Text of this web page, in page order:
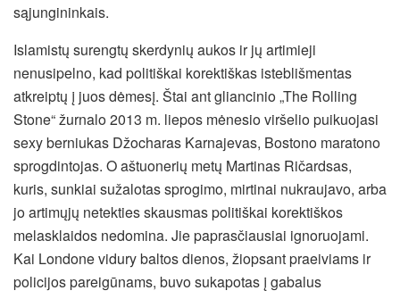
sąjungininkais.
Islamistų surengtų skerdynių aukos ir jų artimieji
nenusipelno, kad politiškai korektiškas isteblišmentas
atkreiptų į juos dėmesį. Štai ant gliancinio „The Rolling
Stone“ žurnalo 2013 m. liepos mėnesio viršelio puikuojasi
sexy berniukas Džocharas Karnajevas, Bostono maratono
sprogdintojas. O aštuonerių metų Martinas Ričardsas,
kuris, sunkiai sužalotas sprogimo, mirtinai nukraujavo, arba
jo artimųjų netekties skausmas politiškai korektiškos
melasklaidos nedomina. Jie paprasčiausiai ignoruojami.
Kai Londone vidury baltos dienos, žiopsant praeiviams ir
policijos pareigūnams, buvo sukapotas į gabalus